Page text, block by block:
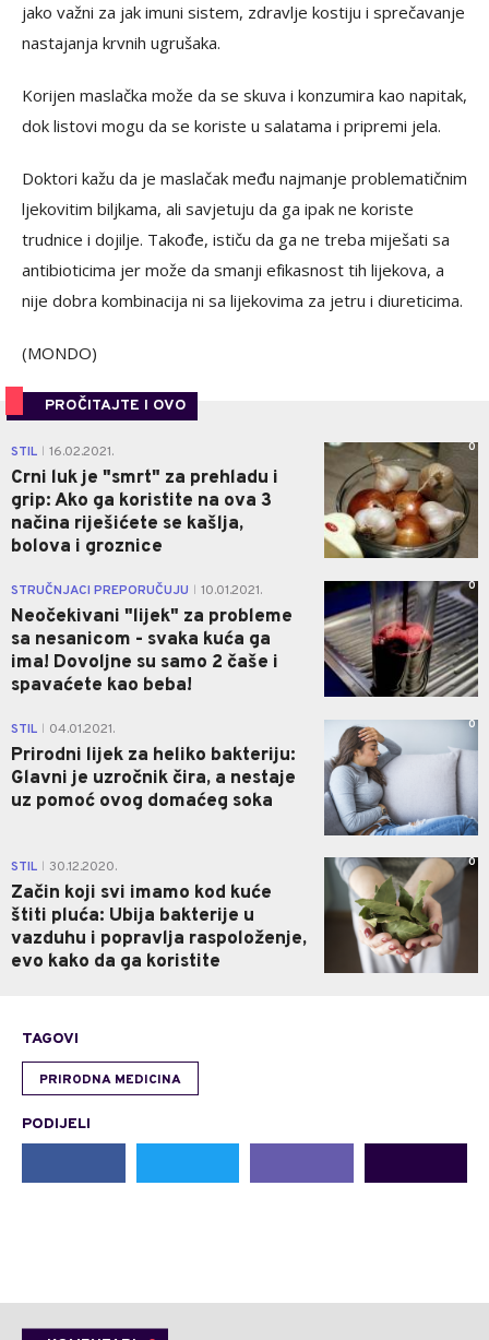
jako važni za jak imuni sistem, zdravlje kostiju i sprečavanje
nastajanja krvnih ugrušaka.
Korijen maslačka može da se skuva i konzumira kao napitak,
dok listovi mogu da se koriste u salatama i pripremi jela.
Doktori kažu da je maslačak među najmanje problematičnim
ljekovitim biljkama, ali savjetuju da ga ipak ne koriste
trudnice i dojilje. Takođe, ističu da ga ne treba miješati sa
antibioticima jer može da smanji efikasnost tih lijekova, a
nije dobra kombinacija ni sa lijekovima za jetru i diureticima.
(MONDO)
PROČITAJTE I OVO
STIL 16.02.2021.
Crni luk je "smrt" za prehladu i
grip: Ako ga koristite na ova 3
načina riješićete se kašlja,
bolova i groznice
0
STRUČNJACI PREPORUČUJU 10.01.2021.
Neočekivani "lijek" za probleme
sa nesanicom - svaka kuća ga
ima! Dovoljne su samo 2 čaše i
spavaćete kao beba!
0
STIL 04.01.2021.
Prirodni lijek za heliko bakteriju:
Glavni je uzročnik čira, a nestaje
uz pomoć ovog domaćeg soka
0
STIL 30.12.2020.
Začin koji svi imamo kod kuće
štiti pluća: Ubija bakterije u
vazduhu i popravlja raspoloženje,
evo kako da ga koristite
0
TAGOVI
PRIRODNA MEDICINA
PODIJELI